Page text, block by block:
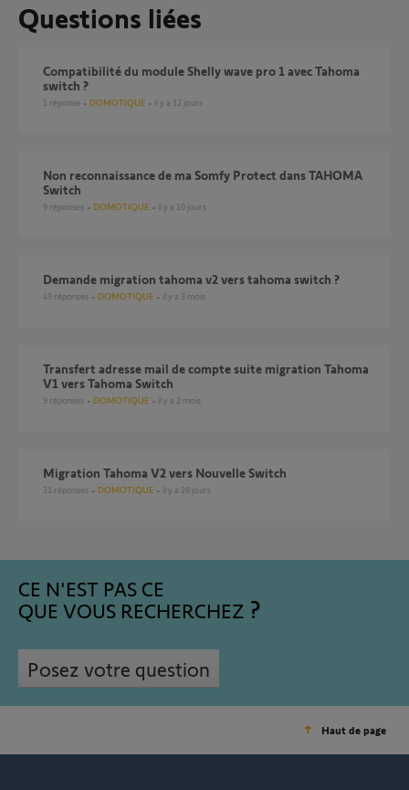
Questions liées
Compatibilité du module Shelly wave pro 1 avec Tahoma
switch ?
1 réponse DOMOTIQUE il y a 12 jours
Non reconnaissance de ma Somfy Protect dans TAHOMA
Switch
9 réponses DOMOTIQUE il y a 10 jours
demande migration tahoma v2 vers tahoma switch ?
49 réponses DOMOTIQUE il y a 3 mois
Transfert adresse mail de compte suite migration Tahoma
V1 vers Tahoma Switch
9 réponses DOMOTIQUE il y a 2 mois
Migration Tahoma V2 vers Nouvelle Switch
31 réponses DOMOTIQUE il y a 28 jours
CE N'EST PAS CE
QUE VOUS RECHERCHEZ
Posez votre question
Haut de page